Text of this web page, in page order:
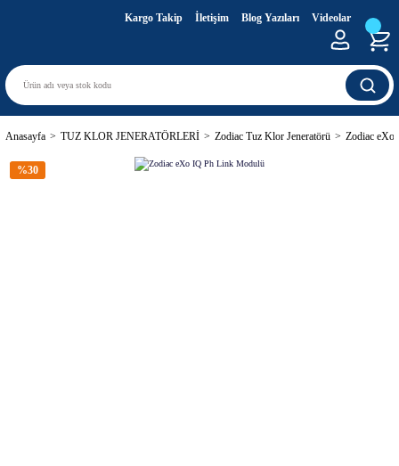
Kargo Takip İletişim Blog Yazıları Videolar
Anasayfa TUZ KLOR JENERATÖRLERİ Zodiac Tuz Klor Jeneratörü Zodiac
%30